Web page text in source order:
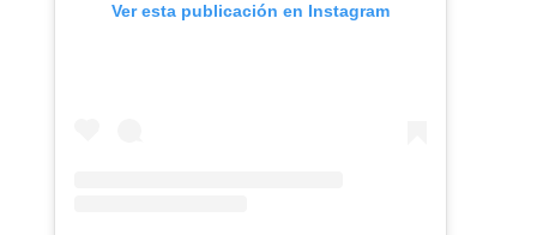
Ver esta publicación en Instagram